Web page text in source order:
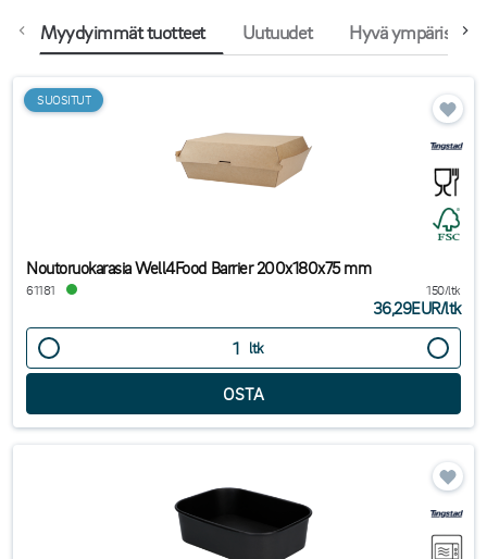
Myydyimmät tuotteet Uutuudet Hyvä
SUOSITUT
Noutoruokarasia Well4Food Barrier 200x180x75 mm
61181 150/ltk
36,29EUR/ltk
ltk